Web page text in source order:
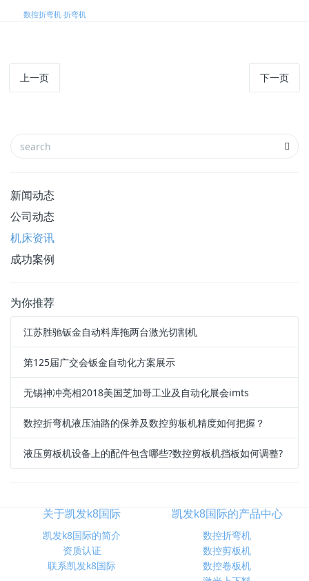
数控折弯机 折弯机
上一页 下一页
新闻动态
公司动态
机床资讯
成功案例
为你推荐
江苏胜驰钣金自动料库拖两台激光切割机
第125届广交会钣金自动化方案展示
无锡神冲亮相2018美国芝加哥工业及自动化展会imts
数控折弯机液压油路的保养及数控剪板机精度如何把握？
液压剪板机设备上的配件包含哪些?数控剪板机挡板如何调整?
关于凯发k8国际
凯发k8国际的简介
资质认证
联系凯发k8国际
凯发k8国际的产品中心
数控折弯机
数控剪板机
数控卷板机